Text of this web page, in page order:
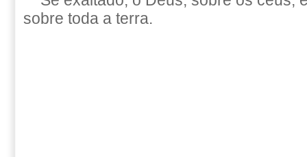
sobre toda a terra.